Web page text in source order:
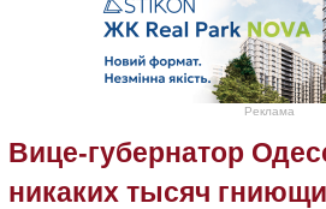
Реклама
Вице-губернатор
никаких тысяч